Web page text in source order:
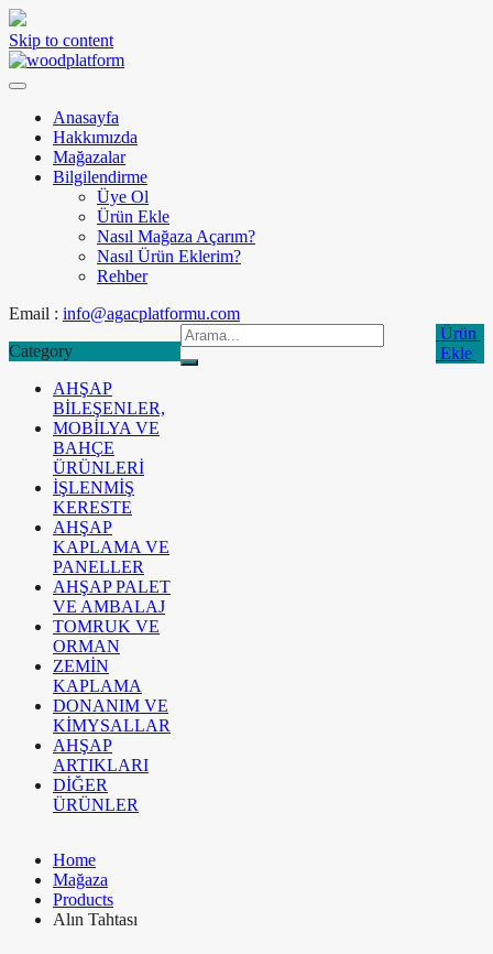
Skip to content
Anasayfa
Hakkımızda
Mağazalar
Bilgilendirme
Üye Ol
Ürün Ekle
Nasıl Mağaza Açarım?
Nasıl Ürün Eklerim?
Rehber
Email : info@agacplatformu.com
Category
AHŞAP
BİLEŞENLER,
MOBİLYA VE
BAHÇE
ÜRÜNLERİ
İŞLENMİŞ
KERESTE
AHŞAP
KAPLAMA VE
PANELLER
AHŞAP PALET
VE AMBALAJ
TOMRUK VE
ORMAN
ZEMİN
KAPLAMA
DONANIM VE
KİMYSALLAR
AHŞAP
ARTIKLARI
DİĞER
ÜRÜNLER
Ürün
Ekle
Home
Mağaza
Products
Alın Tahtası